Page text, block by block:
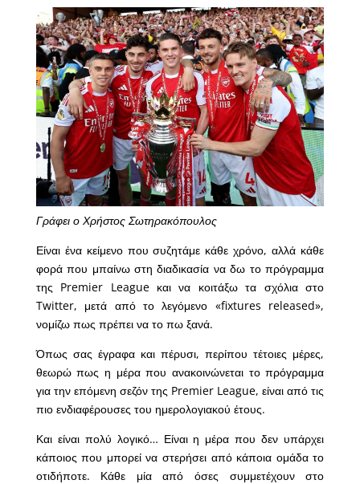
Γράφει ο Χρήστος Σωτηρακόπουλος
Είναι ένα κείμενο που συζητάμε κάθε χρόνο, αλλά κάθε
φορά που μπαίνω στη διαδικασία να δω το πρόγραμμα
της Premier League και να κοιτάξω τα σχόλια στο
Twitter, μετά από το λεγόμενο «fixtures released»,
νομίζω πως πρέπει να το πω ξανά.
Όπως σας έγραφα και πέρυσι, περίπου τέτοιες μέρες,
θεωρώ πως η μέρα που ανακοινώνεται το πρόγραμμα
για την επόμενη σεζόν της Premier League, είναι από τις
πιο ενδιαφέρουσες του ημερολογιακού έτους.
Και είναι πολύ λογικό… Είναι η μέρα που δεν υπάρχει
κάποιος που μπορεί να στερήσει από κάποια ομάδα το
οτιδήποτε. Κάθε μία από όσες συμμετέχουν στο